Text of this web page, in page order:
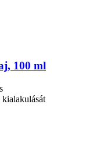
100 ml